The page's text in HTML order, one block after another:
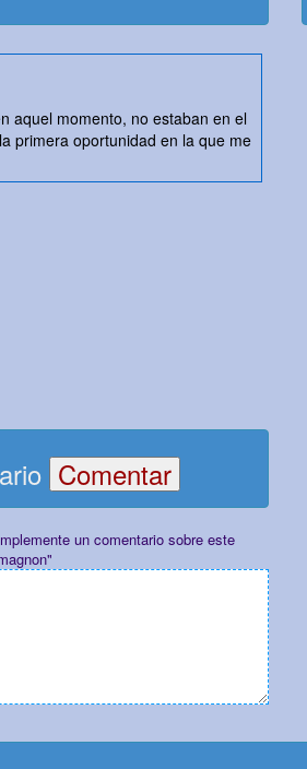
aquel momento, no estaban en el
primera oportunidad en la que me
un comentario sobre este